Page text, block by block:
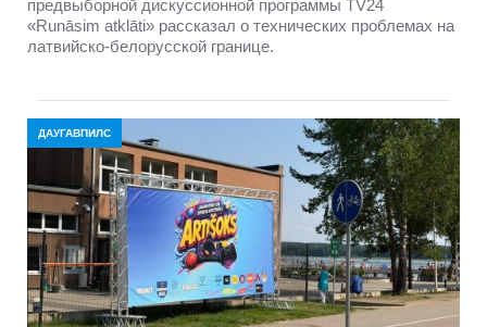
предвыборной дискуссионной программы TV24
«Runāsim atklāti» рассказал о технических проблемах на
латвийско-белорусской границе.
ДАУГАВПИЛС